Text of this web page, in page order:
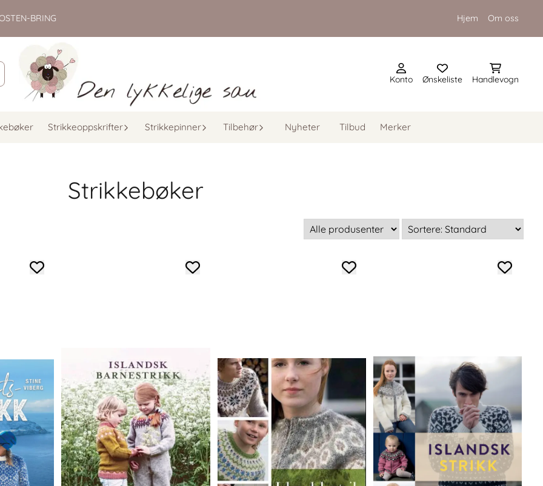
BRING Hjem Om oss
Konto Ønskeliste Handlevogn
Strikkeoppskrifter Strikkepinner Tilbehør Nyheter Tilbud Merker
Strikkebøker